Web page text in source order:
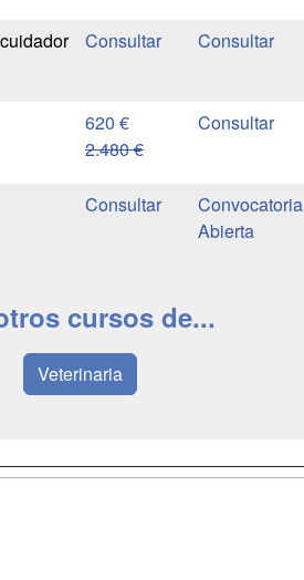
620 €
2.480 €
Convocatoria
Abierta
cursos de...
Veterinaria